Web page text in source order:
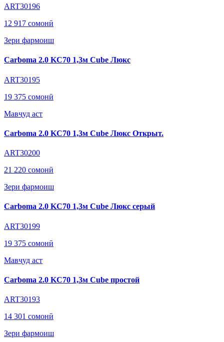
ART30196
12 917 сомонӣ
Зери фармоиш
Carboma 2.0 KC70 1,3м Cube Люкс
ART30195
19 375 сомонӣ
Мавҷуд аст
Carboma 2.0 KC70 1,3м Cube Люкс Открыт.
ART30200
21 220 сомонӣ
Зери фармоиш
Carboma 2.0 KC70 1,3м Cube Люкс серый
ART30199
19 375 сомонӣ
Мавҷуд аст
Carboma 2.0 KC70 1,3м Cube простой
ART30193
14 301 сомонӣ
Зери фармоиш